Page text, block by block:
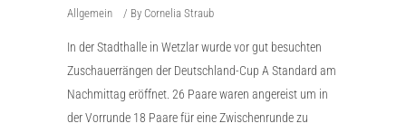
Allgemein By Cornelia Straub
In der Stadthalle in Wetzlar wurde vor gut besuchten
Zuschauerrängen der Deutschland-Cup A Standard am
Nachmittag eröffnet. 26 Paare waren angereist um in
der Vorrunde 18 Paare für eine Zwischenrunde zu